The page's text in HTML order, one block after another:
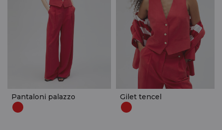
Pantaloni palazzo Gilet tencel